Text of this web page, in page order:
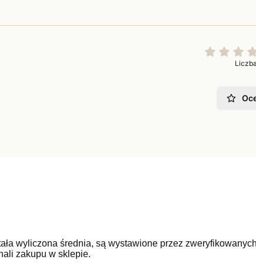
wyliczona średnia, są wystawione przez zweryfikowanych
zakupu w sklepie.